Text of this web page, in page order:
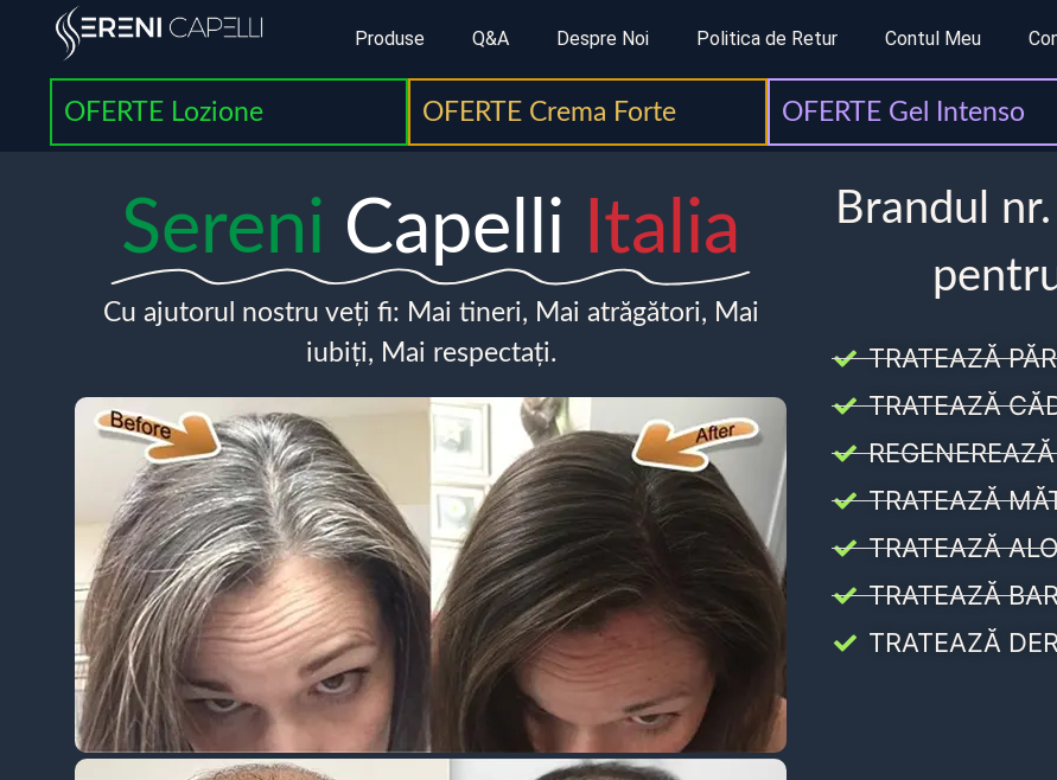
Produse Q&A Despre Noi Politica de Retur Contul Meu
OFERTE Lozione OFERTE Crema Forte OFERTE Gel Intenso
Sereni Capelli Italia
Cu ajutorul nostru veți fi: Mai tineri, Mai atrăgători, Mai
iubiți, Mai respectați.
Brandul
TRATEAZĂ
TRATEAZĂ
TRATEAZĂ
TRATEAZĂ
TRATEAZĂ
TRATEAZĂ